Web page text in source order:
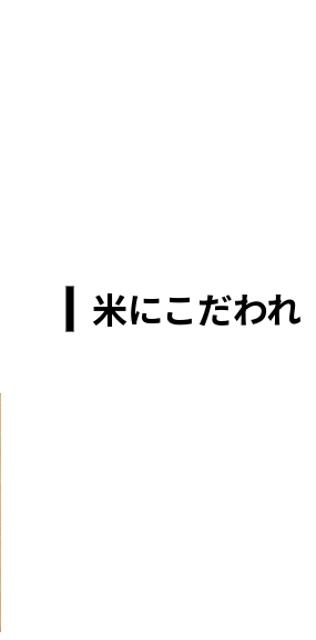
米にこだわれ